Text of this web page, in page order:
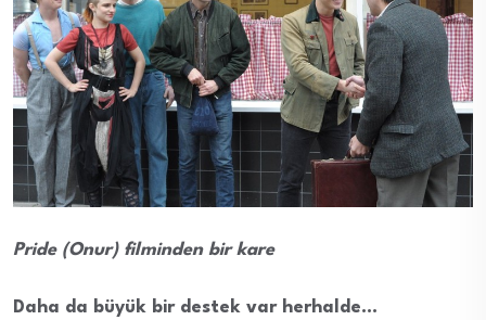
Pride (Onur) filminden bir kare
Daha da büyük bir destek var herhalde…